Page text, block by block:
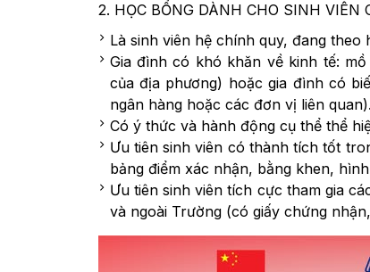
2. HỌC BỔNG DÀNH CHO SINH VIÊN
Là sinh viên hệ chính quy, đang
Gia đình có khó khăn về kinh tế:
của địa phương) hoặc gia đình có
ngân hàng hoặc các đơn vị liên quan).
Có ý thức và hành động cụ thể thể
Ưu tiên sinh viên có thành tích tốt
bảng điểm xác nhận, bằng khen,
Ưu tiên sinh viên tích cực tham gia
và ngoài Trường (có giấy chứng